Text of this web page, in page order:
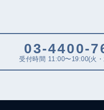
03-4400-
受付時間 11:00〜19:00(火